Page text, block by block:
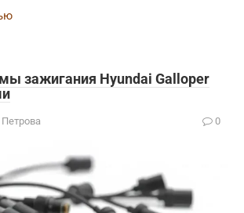
зажигания Hyundai Galloper
0